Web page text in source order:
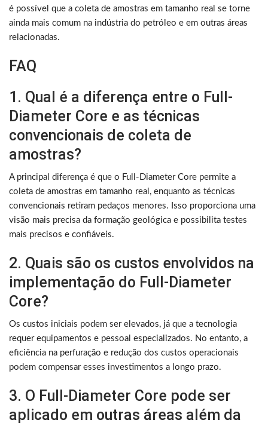
é possível que a coleta de amostras em tamanho real se torne
ainda mais comum na indústria do petróleo e em outras áreas
relacionadas.
FAQ
1. Qual é a diferença entre o Full-
Diameter Core e as técnicas
convencionais de coleta de
amostras?
A principal diferença é que o Full-Diameter Core permite a
coleta de amostras em tamanho real, enquanto as técnicas
convencionais retiram pedaços menores. Isso proporciona uma
visão mais precisa da formação geológica e possibilita testes
mais precisos e confiáveis.
2. Quais são os custos envolvidos na
implementação do Full-Diameter
Core?
Os custos iniciais podem ser elevados, já que a tecnologia
requer equipamentos e pessoal especializados. No entanto, a
eficiência na perfuração e redução dos custos operacionais
podem compensar esses investimentos a longo prazo.
3. O Full-Diameter Core pode ser
aplicado em outras áreas além da